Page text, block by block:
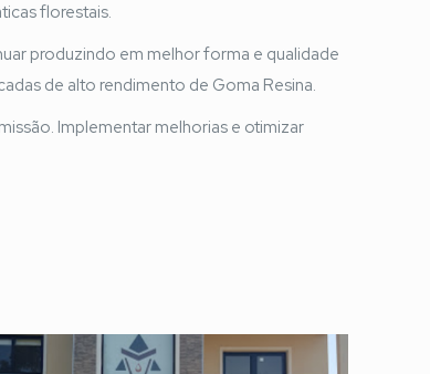
florestais.
produzindo em melhor forma e qualidade
de alto rendimento de Goma Resina.
Implementar melhorias e otimizar